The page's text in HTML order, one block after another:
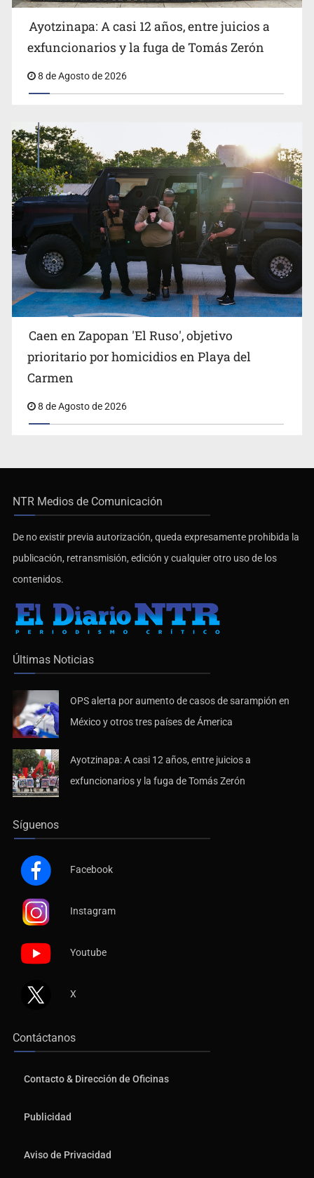
OPS alerta por aumento de casos de sarampión en
México y otros tres países de Ámerica
Ayotzinapa: A casi 12 años, entre juicios a
exfuncionarios y la fuga de Tomás Zerón
8 de Agosto de 2026
Caen en Zapopan 'El Ruso', objetivo
prioritario por homicidios en Playa del
Carmen
8 de Agosto de 2026
NTR Medios de Comunicación
De no existir previa autorización, queda expresamente prohibida la
publicación, retransmisión, edición y cualquier otro uso de los
contenidos.
Últimas Noticias
OPS alerta por aumento de casos de sarampión en
México y otros tres países de Ámerica
Ayotzinapa: A casi 12 años, entre juicios a
exfuncionarios y la fuga de Tomás Zerón
Síguenos
Facebook
Instagram
Youtube
X
Contáctanos
Contacto & Dirección de Oficinas
Publicidad
Aviso de Privacidad